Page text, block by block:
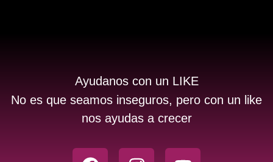
Ayudanos con un LIKE
No es que seamos inseguros, pero con un like
nos ayudas a crecer